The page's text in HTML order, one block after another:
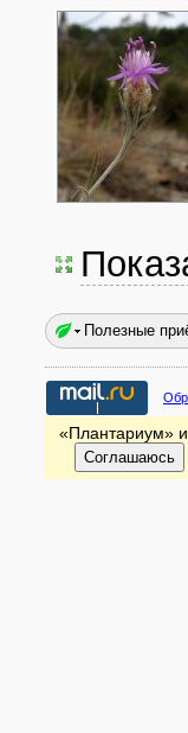
Полезные
«Плантариум»
Соглашаюсь